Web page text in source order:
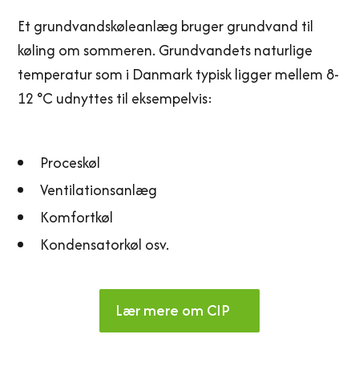
Et grundvandskøleanlæg bruger grundvand til
køling om sommeren. Grundvandets naturlige
temperatur som i Danmark typisk ligger mellem 8-
12 °C udnyttes til eksempelvis:
Proceskøl
Ventilationsanlæg
Komfortkøl
Kondensatorkøl osv.
Lær mere om CIP